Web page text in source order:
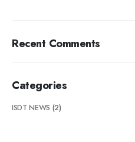
Recent Comments
Categories
ISDT NEWS (2)